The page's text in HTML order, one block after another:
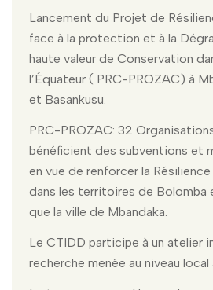
Lancement du Projet de
face à la protection et à la
haute valeur de Conservation
l’Équateur ( PRC-PROZAC) à
et Basankusu.
PRC-PROZAC: 32
bénéficient des subventions et
en vue de renforcer la
dans les territoires de Bolomba
que la ville de Mbandaka.
Le CTIDD participe à un atelier
recherche menée au niveau local